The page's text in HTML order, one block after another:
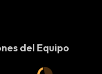
del Equipo